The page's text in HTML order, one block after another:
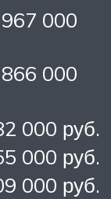
000
000
000 руб.
000 руб.
000 руб.